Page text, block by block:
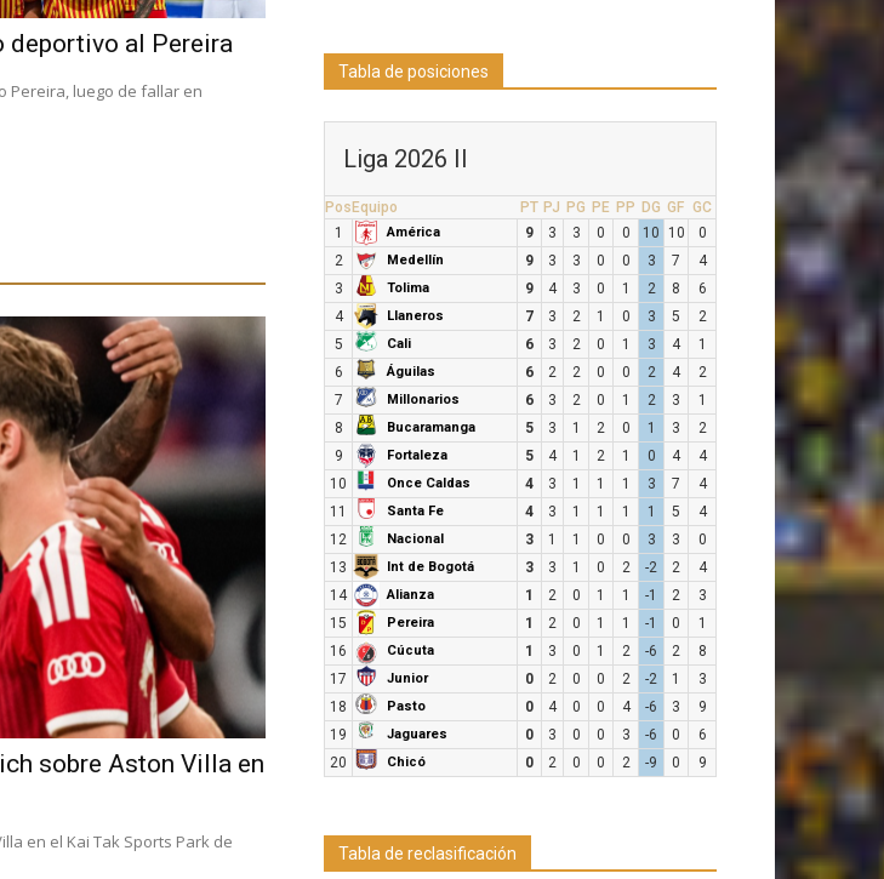
al Pereira
Pereira, luego de fallar en
sobre Aston Villa en
en el Kai Tak Sports Park de
Tabla de posiciones
Liga 2026 II
PosEquipo PT PJ PG PE PP DG GF GC
1
América 9 3 3 0 0 10 10
0
2
Medellín 9 3 3 0 0 3 7
4
3
Tolima 9 4 3 0 1 2 8
6
4
Llaneros 7 3 2 1 0 3 5
2
5
Cali 6 3 2 0 1 3 4
1
6
Águilas 6 2 2 0 0 2 4
2
7
Millonarios 6 3 2 0 1 2 3
1
8
Bucaramanga 5 3 1 2 0 1 3
2
9
Fortaleza 5 4 1 2 1 0 4
4
10
Once Caldas 4 3 1 1 1 3 7
4
11
Santa Fe 4 3 1 1 1 1 5
4
12
Nacional 3 1 1 0 0 3 3
0
13
Int de Bogotá 3 3 1 0 2 -2 2
4
14
Alianza 1 2 0 1 1 -1 2
3
15
Pereira 1 2 0 1 1 -1 0
1
16
Cúcuta 1 3 0 1 2 -6 2
8
17
Junior 0 2 0 0 2 -2 1
3
18
Pasto 0 4 0 0 4 -6 3
9
19
Jaguares 0 3 0 0 3 -6 0
6
20
Chicó 0 2 0 0 2 -9 0 9
Tabla de reclasificación